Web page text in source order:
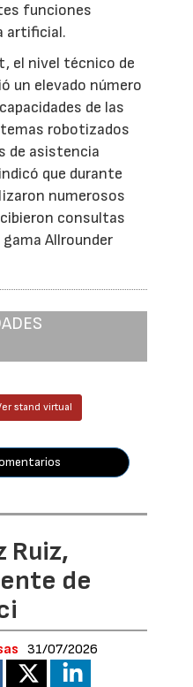
funciones
artificial.
el nivel técnico de
un elevado número
de las
robotizados
de asistencia
que durante
numerosos
consultas
Allrounder
stand virtual
Ruiz,
de
31/07/2026